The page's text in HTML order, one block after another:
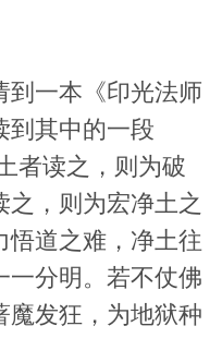
到一本《印光法师
到其中的一段
者读之，则为破
之，则为宏净土之
悟道之难，净土往
一分明。若不仗佛
魔发狂，为地狱种